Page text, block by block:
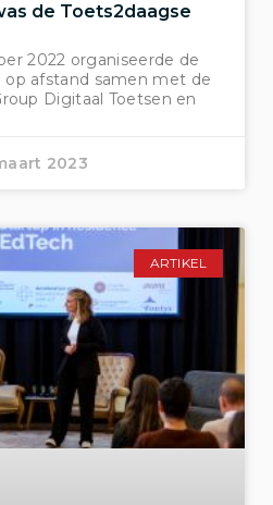
de Toets2daagse
2022 organiseerde de
afstand samen met de
Digitaal Toetsen en
2023
ARTIKEL